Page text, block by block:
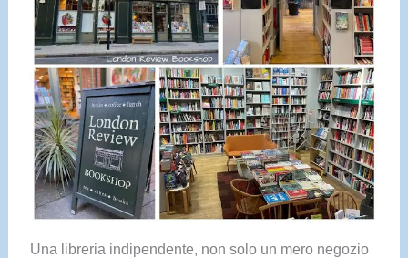
Una libreria indipendente, non solo un mero negozio